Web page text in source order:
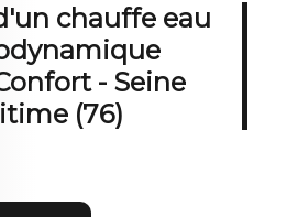
chauffe eau
- Seine
(76)